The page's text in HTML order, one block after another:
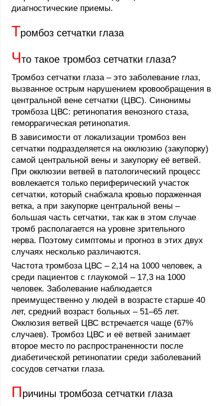
диагностические приемы.
Тромбоз сетчатки глаза
Что такое тромбоз сетчатки глаза?
Тромбоз сетчатки глаза – это заболевание глаз,
вызванное острым нарушением кровообращения в
центральной вене сетчатки (ЦВС). Синонимы
тромбоза ЦВС: ретинопатия венозного стаза,
геморрагическая ретинопатия.
В зависимости от локализации тромбоз вен
сетчатки подразделяется на окклюзию (закупорку)
самой центральной вены и закупорку её ветвей.
При окклюзии ветвей в патологический процесс
вовлекается только периферический участок
сетчатки, который снабжала кровью пораженная
ветка, а при закупорке центральной вены –
большая часть сетчатки, так как в этом случае
тромб располагается на уровне зрительного
нерва. Поэтому симптомы и прогноз в этих двух
случаях несколько различаются.
Частота тромбоза ЦВС – 2,14 на 1000 человек, а
среди пациентов с глаукомой – 17,3 на 1000
человек. Заболевание наблюдается
преимущественно у людей в возрасте старше 40
лет, средний возраст больных – 51–65 лет.
Окклюзия ветвей ЦВС встречается чаще (67%
случаев). Тромбоз ЦВС и её ветвей занимает
второе место по распространенности после
диабетической ретинопатии среди заболеваний
сосудов сетчатки глаза.
Причины тромбоза сетчатки глаза